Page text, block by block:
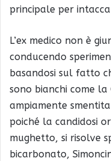
principale per
L’ex medico non è
conducendo
basandosi sul fatto
sono bianchi come la
ampiamente
poiché la candidosi
mughetto, si risolve
bicarbonato,